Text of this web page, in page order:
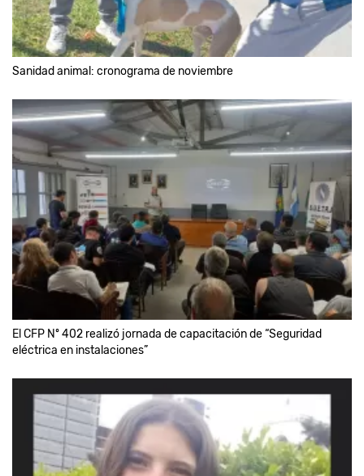
Sanidad animal: cronograma de noviembre
El CFP Nº 402 realizó jornada de capacitación de “Seguridad
eléctrica en instalaciones”